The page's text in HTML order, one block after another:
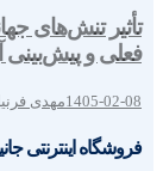
تأثیر تنش‌های
فعلی و پیش‌بینی
1405-02-08مهدی
فروشگاه اینترنتی